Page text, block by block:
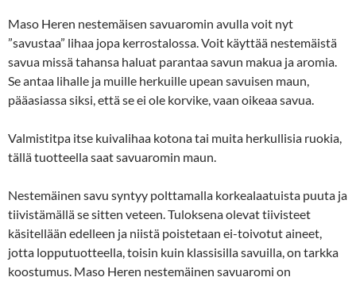
Maso Heren nestemäisen savuaromin avulla voit nyt
”savustaa” lihaa jopa kerrostalossa. Voit käyttää nestemäistä
savua missä tahansa haluat parantaa savun makua ja aromia.
Se antaa lihalle ja muille herkuille upean savuisen maun,
pääasiassa siksi, että se ei ole korvike, vaan oikeaa savua.
Valmistitpa itse kuivalihaa kotona tai muita herkullisia ruokia,
tällä tuotteella saat savuaromin maun.
Nestemäinen savu syntyy polttamalla korkealaatuista puuta ja
tiivistämällä se sitten veteen. Tuloksena olevat tiivisteet
käsitellään edelleen ja niistä poistetaan ei-toivotut aineet,
jotta lopputuotteella, toisin kuin klassisilla savuilla, on tarkka
koostumus. Maso Heren nestemäinen savuaromi on